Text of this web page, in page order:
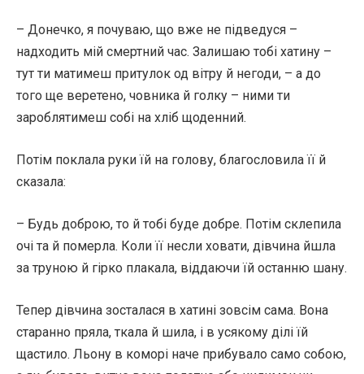
– Донечко, я почуваю, що вже не підведуся –
надходить мій смертний час. Залишаю тобі хатину –
тут ти матимеш притулок од вітру й негоди, – а до
того ще веретено, човника й голку – ними ти
зароблятимеш собі на хліб щоденний.
Потім поклала руки їй на голову, благословила її й
сказала:
– Будь доброю, то й тобі буде добре. Потім склепила
очі та й померла. Коли її несли ховати, дівчина йшла
за труною й гірко плакала, віддаючи їй останню шану.
Тепер дівчина зосталася в хатині зовсім сама. Вона
старанно пряла, ткала й шила, і в усякому ділі їй
щастило. Льону в коморі наче прибувало само собою,